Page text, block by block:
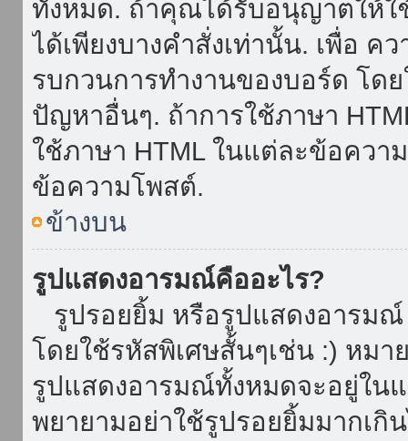
ทั้งหมด. ถ้าคุณได้รับอนุญาตให้ใ
ได้เพียงบางคำสั่งเท่านั้น. เพื่อ
รบกวนการทำงานของบอร์ด โด
ปัญหาอื่นๆ. ถ้าการใช้ภาษา
ใช้ภาษา HTML ในแต่ละข้อคว
ข้อความโพสต์.
ข้างบน
รูปแสดงอารมณ์คืออะไร?
รูปรอยยิ้ม หรือรูปแสดงอารมณ์
โดยใช้รหัสพิเศษสั้นๆเช่น :) หมา
รูปแสดงอารมณ์ทั้งหมดจะอยู่ใ
พยายามอย่าใช้รูปรอยยิ้มมากเกิ